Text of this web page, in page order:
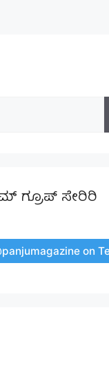
ಗ್ರೂಪ್ ಸೇರಿರಿ
on